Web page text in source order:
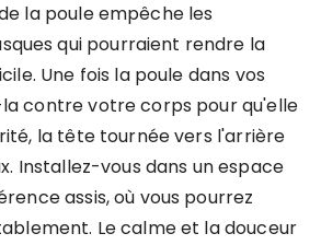
la poule empêche les
qui pourraient rendre la
Une fois la poule dans vos
contre votre corps pour qu'elle
la tête tournée vers l'arrière
Installez-vous dans un espace
assis, où vous pourrez
Le calme et la douceur